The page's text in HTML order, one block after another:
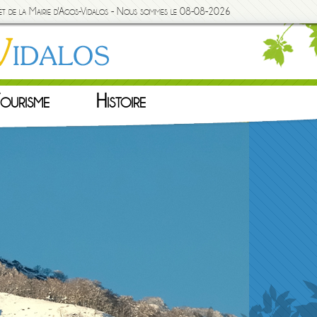
de la Mairie d'Agos-Vidalos - Nous sommes le 08-08-2026
Histoire